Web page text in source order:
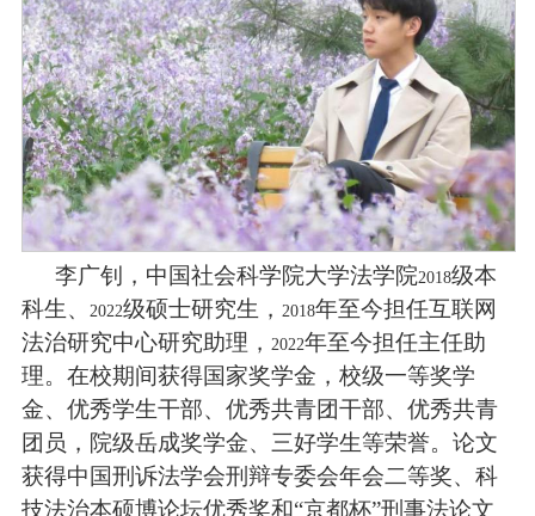
李广钊，中国社会科学院大学法学院2018级本
科生、
2022级硕士研究生， 2018年至今担任互联网
法治研究中心研究助理， 2022年至今担任主任助
理。在校期间获得国家奖学金，校级一等奖学
金、优秀学生干部、优秀共青团干部、优秀共青
团员，院级岳成奖学金、三好学生等荣誉。论文
获得中国刑诉法学会刑辩专委会年会二等奖、科
技法治本硕博论坛优秀奖和“京都杯”刑事法论文